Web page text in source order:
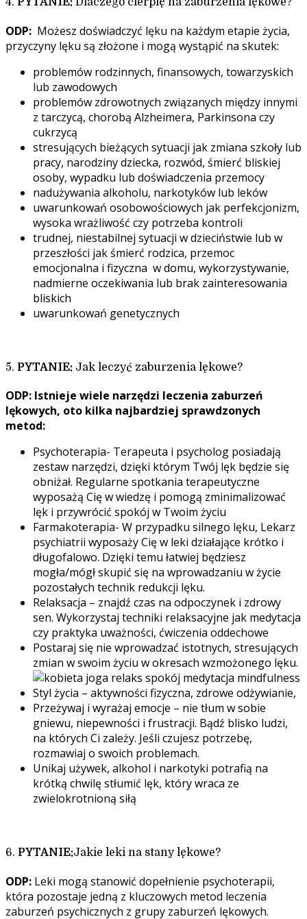
ODP: Możesz doświadczyć lęku na każdym etapie życia,
przyczyny lęku są złożone i mogą wystąpić na skutek:
problemów rodzinnych, finansowych, towarzyskich
lub zawodowych
problemów zdrowotnych związanych między innymi
z tarczycą, chorobą Alzheimera, Parkinsona czy
cukrzycą
stresujących bieżących sytuacji jak zmiana szkoły lub
pracy, narodziny dziecka, rozwód, śmierć bliskiej
osoby, wypadku lub doświadczenia przemocy
nadużywania alkoholu, narkotyków lub leków
uwarunkowań osobowościowych jak perfekcjonizm,
wysoka wrażliwość czy potrzeba kontroli
trudnej, niestabilnej sytuacji w dzieciństwie lub w
przeszłości jak śmierć rodzica, przemoc
emocjonalna i fizyczna w domu, wykorzystywanie,
nadmierne oczekiwania lub brak zainteresowania
bliskich
uwarunkowań genetycznych
5. PYTANIE: Jak leczyć zaburzenia lękowe?
ODP: Istnieje wiele narzędzi leczenia zaburzeń
lękowych, oto kilka najbardziej sprawdzonych
metod:
Psychoterapia- Terapeuta i psycholog posiadają
zestaw narzędzi, dzięki którym Twój lęk będzie się
obniżał. Regularne spotkania terapeutyczne
wyposażą Cię w wiedzę i pomogą zminimalizować
lęk i przywrócić spokój w Twoim życiu
Farmakoterapia- W przypadku silnego lęku, Lekarz
psychiatrii wyposaży Cię w leki działające krótko i
długofalowo. Dzięki temu łatwiej będziesz
mogła/mógł skupić się na wprowadzaniu w życie
pozostałych technik redukcji lęku.
Relaksacja – znajdź czas na odpoczynek i zdrowy
sen. Wykorzystaj techniki relaksacyjne jak medytacja
czy praktyka uważności, ćwiczenia oddechowe
Postaraj się nie wprowadzać istotnych, stresujących
zmian w swoim życiu w okresach wzmożonego lęku.
Styl życia – aktywności fizyczna, zdrowe odżywianie,
Przeżywaj i wyrażaj emocje – nie tłum w sobie
gniewu, niepewności i frustracji. Bądź blisko ludzi,
na których Ci zależy. Jeśli czujesz potrzebę,
rozmawiaj o swoich problemach.
Unikaj używek, alkohol i narkotyki potrafią na
krótką chwilę stłumić lęk, który wraca ze
zwielokrotnioną siłą
6. PYTANIE:Jakie leki na stany lękowe?
ODP: Leki mogą stanowić dopełnienie psychoterapii,
która pozostaje jedną z kluczowych metod leczenia
zaburzeń psychicznych z grupy zaburzeń lękowych.